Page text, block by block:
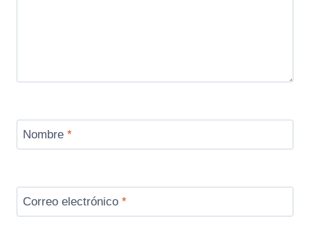
Nombre *
Correo electrónico *